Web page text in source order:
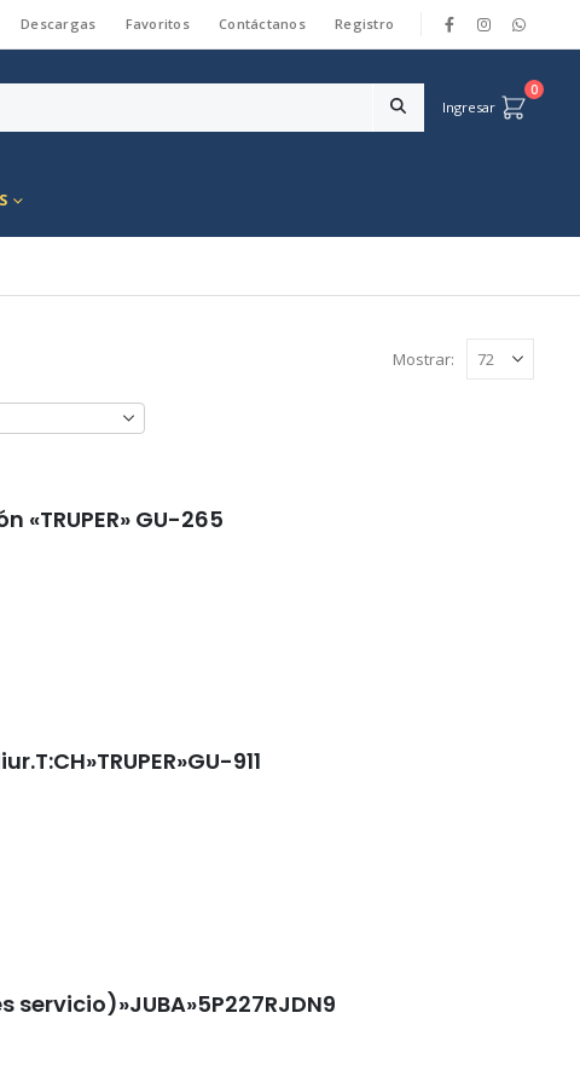
Descargas Favoritos Contáctanos Registro
Ingresar
0
Mostrar:
GU-265
911